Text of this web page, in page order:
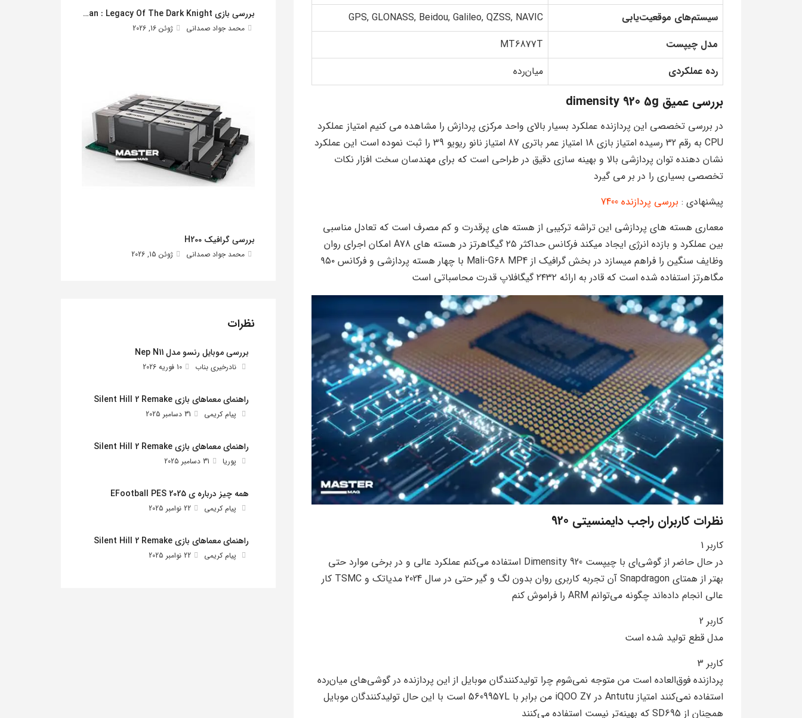
سیستم‌های موقعیت‌یابی
GPS, GLONASS, Beidou, Galileo, QZSS, NAVIC
مدل چیپست
MT6877T
رده عملکردی
میان‌رده
بررسی عمیق dimensity 920 5g
در بررسی تخصصی این پردازنده عملکرد بسیار بالای واحد مرکزی پردازش را مشاهده می کنیم امتیاز عملکرد
CPU به رقم 32 رسیده امتیاز بازی 18 امتیاز عمر باتری 87 امتیاز نانو ریویو 39 را ثبت نموده است این عملکرد
نشان دهنده توان پردازشی بالا و بهینه سازی دقیق در طراحی است که برای مهندسان سخت افزار نکات
تخصصی بسیاری را در بر می گیرد
پیشنهادی : بررسی پردازنده 7400
معماری هسته های پردازشی این تراشه ترکیبی از هسته های پرقدرت و کم مصرف است که تعادل مناسبی
بین عملکرد و بازده انرژی ایجاد میکند فرکانس حداکثر ۲۵ گیگاهرتز در هسته های A78 امکان اجرای روان
وظایف سنگین را فراهم میسازد در بخش گرافیک از Mali-G68 MP4 با چهار هسته پردازشی و فرکانس ۹۵۰
مگاهرتز استفاده شده است که قادر به ارائه ۲۴۳۲ گیگافلاپ قدرت محاسباتی است
نظرات کاربران راجب دایمنسیتی 920
کاربر 1
در حال حاضر از گوشی‌ای با چیپست Dimensity 920 استفاده می‌کنم عملکرد عالی و در برخی موارد حتی
بهتر از همتای Snapdragon آن تجربه کاربری روان بدون لگ و گیر حتی در سال 2024 مدیاتک و TSMC کار
عالی انجام داده‌اند چگونه می‌توانم ARM را فراموش کنم
کاربر 2
مدل قطع تولید شده است
کاربر 3
پردازنده فوق‌العاده است من متوجه نمی‌شوم چرا تولیدکنندگان موبایل از این پردازنده در گوشی‌های میان‌رده
استفاده نمی‌کنند امتیاز Antutu در iQOO Z7 من برابر با 5609957L است با این حال تولیدکنندگان موبایل
همچنان از SD695 که بهینه‌تر نیست استفاده می‌کنند
بررسی بازی Lego Batman : Legacy Of The Dark Knight
محمد جواد صمدانی ژوئن 16, 2026
بررسی گرافیک H200
محمد جواد صمدانی ژوئن 15, 2026
نظرات
بررسی موبایل رنسو مدل Nep N11
نادرخیری بناب 10 فوریه 2026
راهنمای معماهای بازی Silent Hill 2 Remake
پیام کریمی 31 دسامبر 2025
راهنمای معماهای بازی Silent Hill 2 Remake
پوریا 31 دسامبر 2025
همه چیز درباره ی EFootball PES 2025
پیام کریمی 22 نوامبر 2025
راهنمای معماهای بازی Silent Hill 2 Remake
پیام کریمی 22 نوامبر 2025